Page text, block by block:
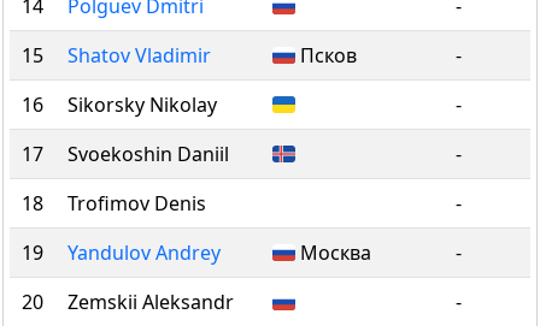
14
Polguev Dmitri
-
15
Shatov Vladimir Псков
-
16
Sikorsky Nikolay
-
17
Svoekoshin Daniil
-
18
Trofimov Denis
-
19
Yandulov Andrey Москва
-
20
Zemskii Aleksandr
-